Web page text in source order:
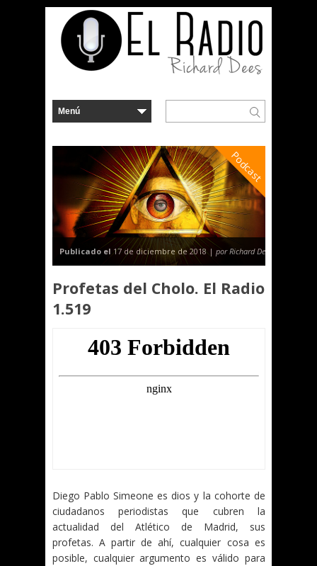
Podcast
Publicado el 17 de diciembre de 2018 | por Richard Dees
Profetas del Cholo. El Radio
1.519
Diego Pablo Simeone es dios y la cohorte de
ciudadanos periodistas que cubren la
actualidad del Atlético de Madrid, sus
profetas. A partir de ahí, cualquier cosa es
posible, cualquier argumento es válido para